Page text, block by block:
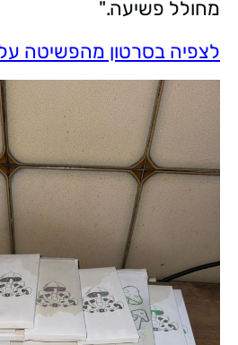
מחולל פשיעה."
לצפיה בסרטון מהפשיטה